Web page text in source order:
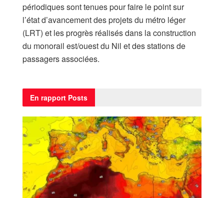
périodiques sont tenues pour faire le point sur
l’état d’avancement des projets du métro léger
(LRT) et les progrès réalisés dans la construction
du monorail est/ouest du Nil et des stations de
passagers associées.
En rapport Posts